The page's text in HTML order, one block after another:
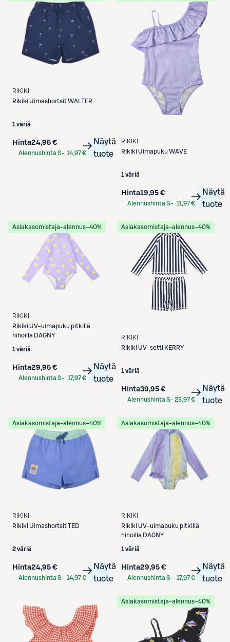
RIKIKI
RikikiUimashortsit WALTER
1 väriä
Hinta24,95 €
Alennushinta S- 14,97 €
Näytä
tuote
RIKIKI
RikikiUimapuku WAVE
1 väriä
Hinta19,95 €
Alennushinta S- 11,97 €
Näytä
tuote
Asiakasomistaja-alennus−40%
RIKIKI
RikikiUV-uimapuku pitkillä
hihoilla DAGNY
1 väriä
Hinta29,95 €
Alennushinta S- 17,97 €
Näytä
tuote
Asiakasomistaja-alennus−40%
RIKIKI
RikikiUV-setti KERRY
1 väriä
Hinta39,95 €
Alennushinta S-23,97 €
Näytä
tuote
Asiakasomistaja-alennus−40%
RIKIKI
RikikiUimashortsit TED
2 väriä
Hinta24,95 €
Alennushinta S- 14,97 €
Näytä
tuote
Asiakasomistaja-alennus−40%
RIKIKI
RikikiUV-uimapuku pitkillä
hihoilla DAGNY
1 väriä
Hinta29,95 €
Alennushinta S- 17,97 €
Näytä
tuote
Asiakasomistaja-alennus−40%